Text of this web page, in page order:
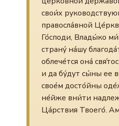
свои́х
правосла́вной
Го́споди, Влады́ко
страну́ на́шу
облече́тся она́
и да бу́дут сы́ны ее
свое́м досто́йны
не́йже вни́ти
Ца́рствия Твоего́.